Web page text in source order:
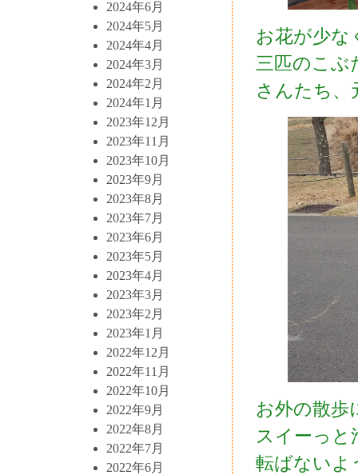
2024年6月
2024年5月
2024年4月
2024年3月
2024年2月
2024年1月
2023年12月
2023年11月
2023年10月
2023年9月
2023年8月
2023年7月
2023年6月
2023年5月
2023年4月
2023年3月
2023年2月
2023年1月
2022年12月
2022年11月
2022年10月
2022年9月
2022年8月
2022年7月
2022年6月
お花が少な
三匹のこぶ
さんたち、
お外の散歩
スイーっと
転ばないよ